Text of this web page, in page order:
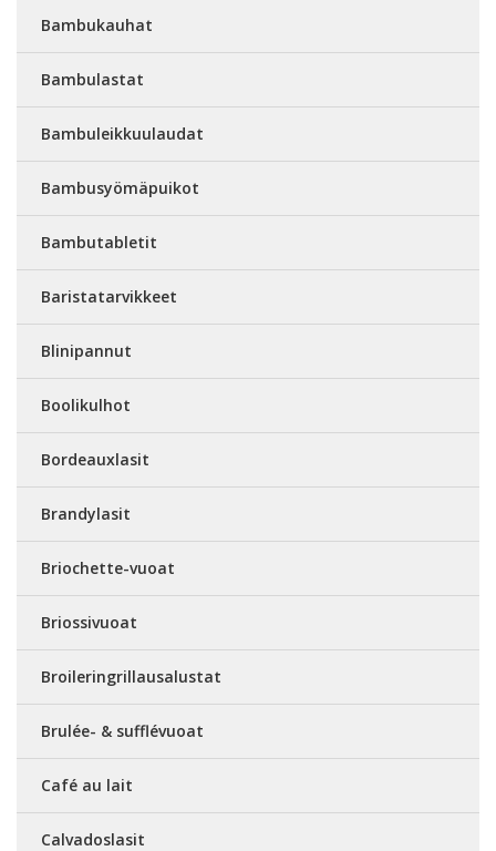
Bambukauhat
Bambulastat
Bambuleikkuulaudat
Bambusyömäpuikot
Bambutabletit
Baristatarvikkeet
Blinipannut
Boolikulhot
Bordeauxlasit
Brandylasit
Briochette-vuoat
Briossivuoat
Broileringrillausalustat
Brulée- & sufflévuoat
Café au lait
Calvadoslasit